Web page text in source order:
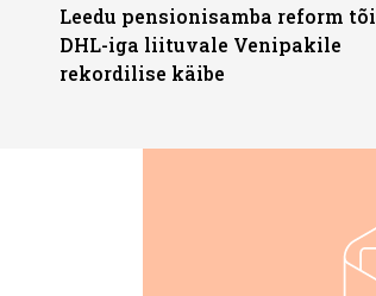
Leedu pensionisamba reform tõi
DHL-iga liituvale Venipakile
rekordilise käibe